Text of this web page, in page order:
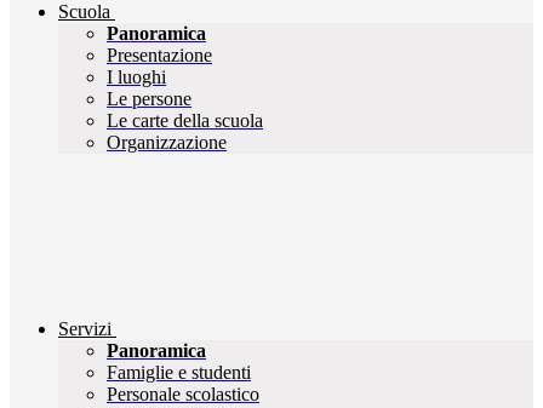
Scuola
Panoramica
Presentazione
I luoghi
Le persone
Le carte della scuola
Organizzazione
Servizi
Panoramica
Famiglie e studenti
Personale scolastico